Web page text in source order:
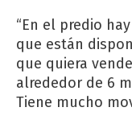
“En el predio
que están
que quiera
alrededor de 6
Tiene mucho